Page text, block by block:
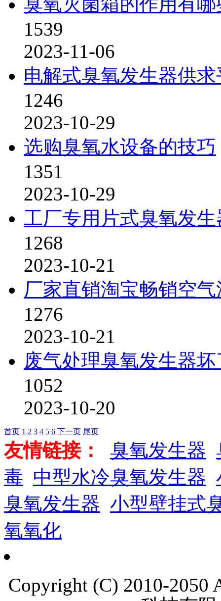
1539
2023-11-06
电解式臭氧发生器供求
1246
2023-10-29
选购臭氧水设备的技巧
1351
2023-10-29
工厂专用片式臭氧发
1268
2023-10-21
厂家直销淘宝畅销空
1276
2023-10-21
废气处理臭氧发生器
1052
2023-10-20
首页 1 2 3 4 5 6 下一页 尾页
友情链接： 臭氧发生器
毒 中型水冷臭氧发生器
臭氧发生器 小型壁挂式
氧氧化
Copyright (C) 2010-2050